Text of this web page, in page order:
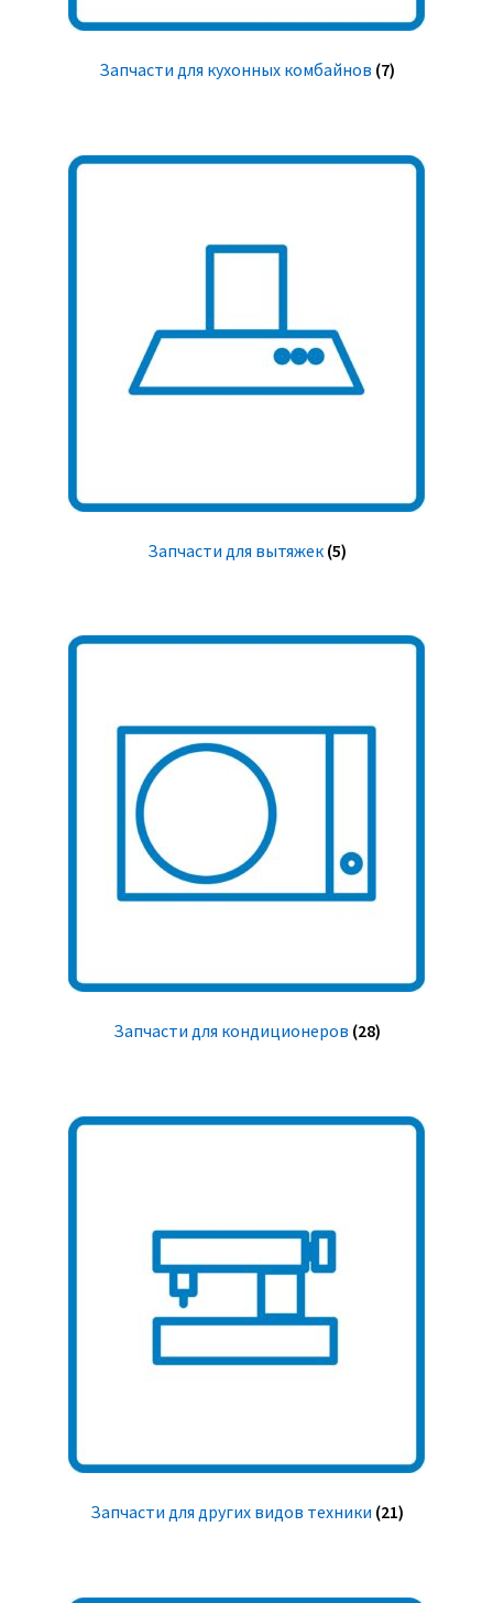
Запчасти для кухонных комбайнов (7)
Запчасти для вытяжек (5)
Запчасти для кондиционеров (28)
Запчасти для других видов техники (21)